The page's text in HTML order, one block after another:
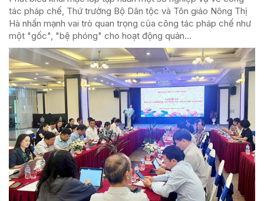
tác pháp chế, Thứ trưởng Bộ Dân tộc và Tôn giáo Nông Thị
Hà nhấn mạnh vai trò quan trọng của công tác pháp chế như
một "gốc", "bệ phóng" cho hoạt động quản...